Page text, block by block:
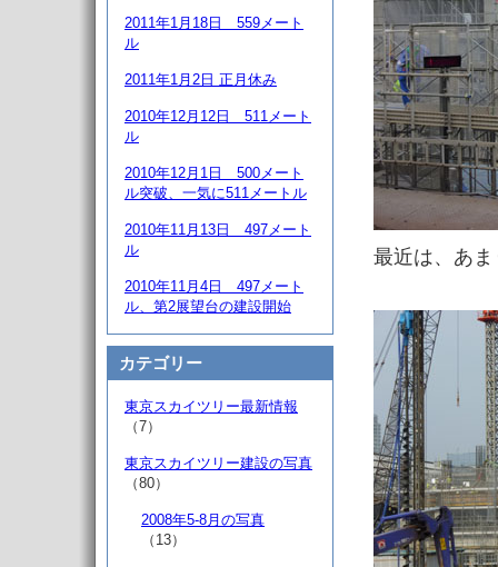
最近は、あ
2011年1月18日 559メート
ル
2011年1月2日 正月休み
2010年12月12日 511メート
ル
2010年12月1日 500メート
ル突破、一気に511メートル
2010年11月13日 497メート
ル
2010年11月4日 497メート
ル、第2展望台の建設開始
カテゴリー
東京スカイツリー最新情報
（7）
東京スカイツリー建設の写真
（80）
2008年5-8月の写真
（13）